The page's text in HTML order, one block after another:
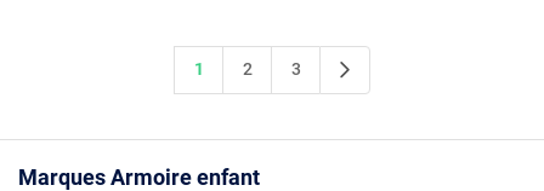
1 2 3
Marques Armoire enfant